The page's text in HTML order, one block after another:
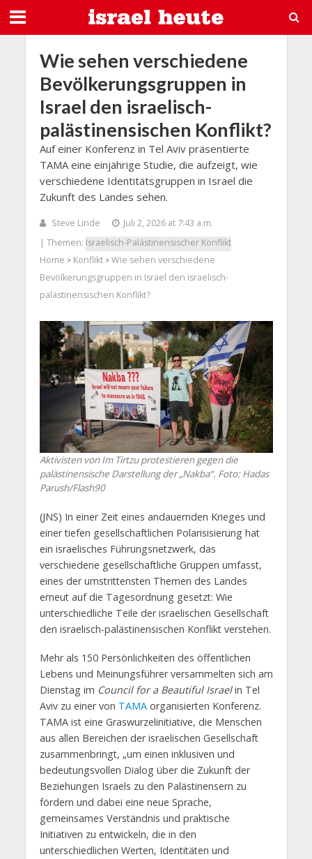
Wie sehen verschiedene
Bevölkerungsgruppen in
Israel den israelisch-
palästinensischen Konflikt?
Auf einer Konferenz in Tel Aviv präsentierte
TAMA eine einjährige Studie, die aufzeigt, wie
verschiedene Identitätsgruppen in Israel die
Zukunft des Landes sehen.
Steve Linde
Juli 2, 2026 at 7:43 a.m.
| Themen: Israelisch-Palästinensischer Konflikt
Home > Konflikt> Wie sehen verschiedene
Bevölkerungsgruppen in Israel den israelisch-
palästinensischen Konflikt?
Aktivisten von Im Tirtzu protestieren gegen die
palästinensische Darstellung der „Nakba“. Foto: Hadas
Parush/Flash90
(JNS) In einer Zeit eines andauernden Krieges und
einer tiefen gesellschaftlichen Polarisisierung hat
ein israelisches Führungsnetzwerk, das
verschiedene gesellschaftliche Gruppen umfasst,
eines der umstrittensten Themen des Landes
erneut auf die Tagesordnung gesetzt: Wie
unterschiedliche Teile der israelischen Gesellschaft
den israelisch-palästinensischen Konflikt verstehen.
Mehr als 150 Persönlichkeiten des öffentlichen
Lebens und Meinungsführer versammelten sich am
Dienstag im Council for a Beautiful Israelin Tel
Aviv zu einer von TAMAorganisierten Konferenz.
TAMA ist eine Graswurzelinitiative, die Menschen
aus allen Bereichen der israelischen Gesellschaft
zusammenbringt, „um einen inklusiven und
bedeutungsvollen Dialog über die Zukunft der
Beziehungen Israels zu den Palästinensern zu
fördern und dabei eine neue Sprache,
gemeinsames Verständnis und praktische
Initiativen zu entwickeln, die in den
unterschiedlichen Werten, Identitäten und